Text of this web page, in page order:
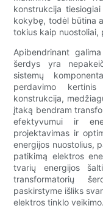
konstrukcija
kokybę, todėl būtina
tokius kaip nuostoliai,
Apibendrinant
šerdys yra
sistemų
perdavimo kertinis
konstrukcija,
įtaką bendram
efektyvumui ir
projektavimas ir
energijos nuostolius,
patikimą elektros
tvarių energijos
transformatorių
paskirstyme išliks
elektros tinklo veikimo.